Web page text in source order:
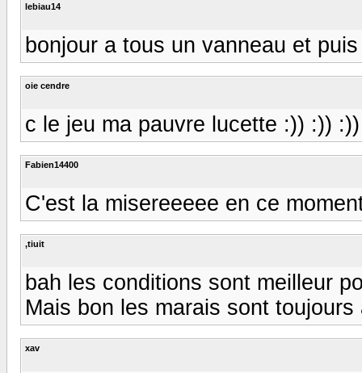
lebiau14
bonjour a tous un vanneau et
oie cendre
c le jeu ma pauvre lucette :)) :)) :))
Fabien14400
C'est la misereeeee en ce
,tiuit
bah les conditions sont meilleur
Mais bon les marais sont
xav